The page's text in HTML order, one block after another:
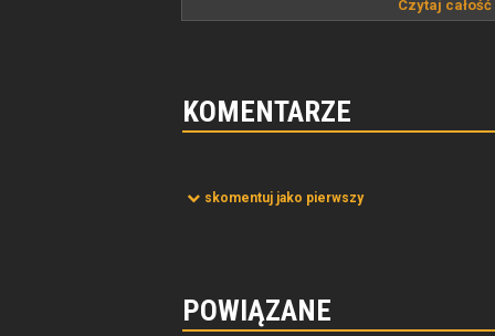
Czytaj całość
KOMENTARZE
skomentuj jako pierwszy
POWIĄZANE